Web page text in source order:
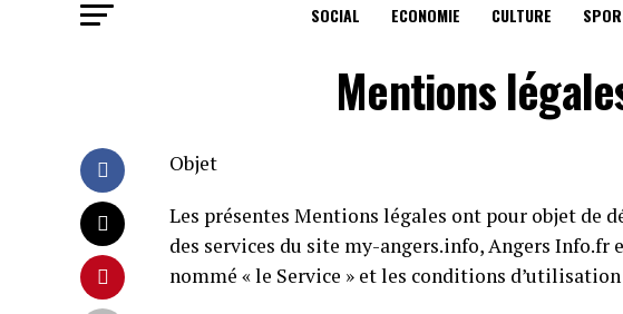
SOCIAL ECONOMIE CULTURE
Mentions
Objet
Les présentes Mentions légales ont pour objet de
des services du site my-angers.info, Angers
nommé « le Service » et les conditions